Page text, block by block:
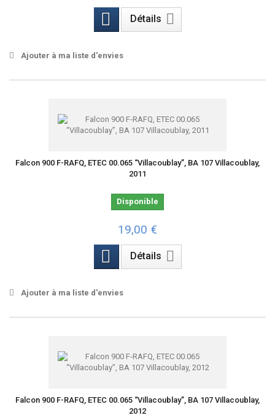
Détails
Ajouter à ma liste d'envies
Falcon 900 F-RAFQ, ETEC 00.065 “Villacoublay”, BA 107 Villacoublay,
2011
Disponible
19,00 €
Détails
Ajouter à ma liste d'envies
Falcon 900 F-RAFQ, ETEC 00.065 “Villacoublay”, BA 107 Villacoublay,
2012